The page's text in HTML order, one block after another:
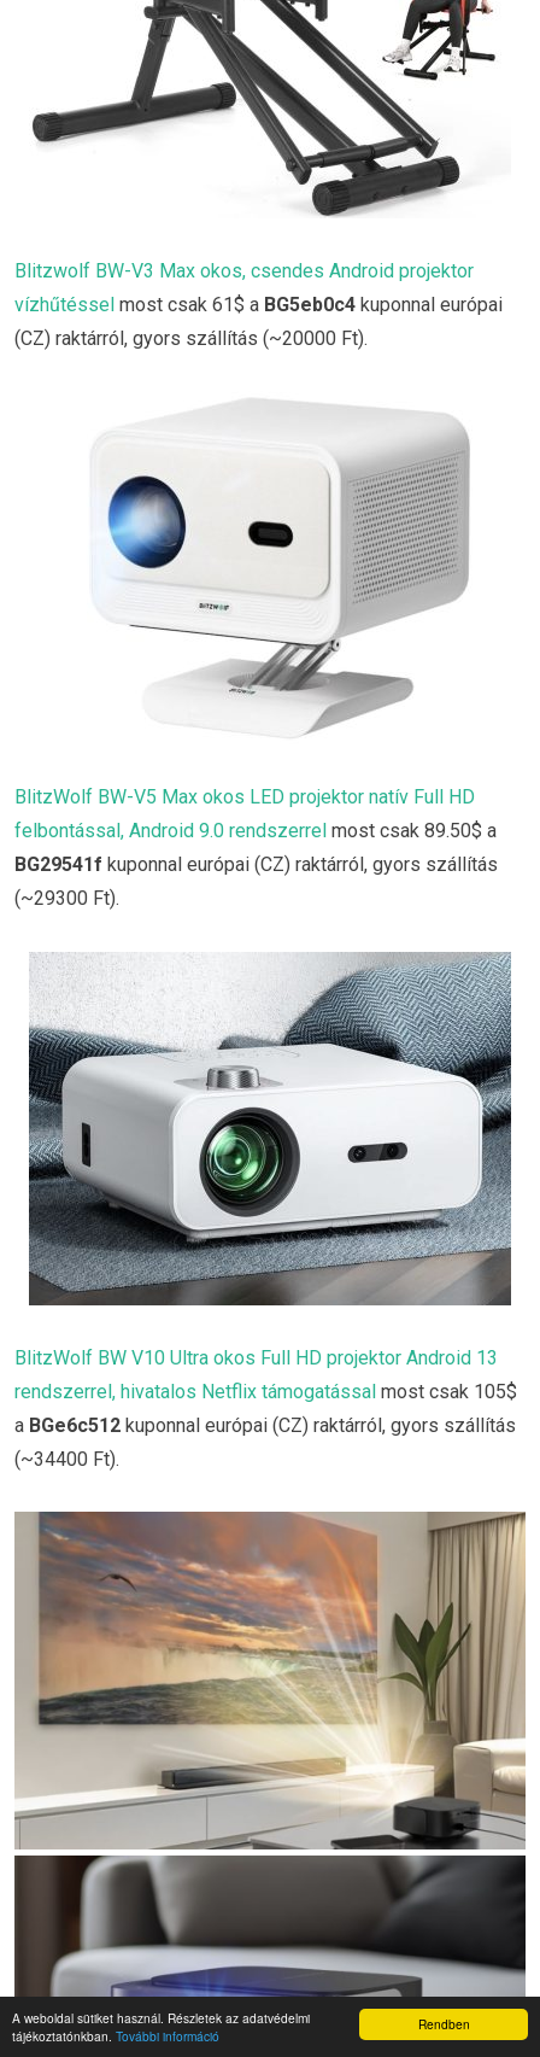
Rendben
A weboldal sütiket használ. Részletek az adatvédelmi
tájékoztatónkban. További információ
Blitzwolf BW-V3 Max okos, csendes Android projektor
vízhűtéssel most csak 61$ a BG5eb0c4 kuponnal európai
(CZ) raktárról, gyors szállítás (~20000 Ft).
BlitzWolf BW-V5 Max okos LED projektor natív Full HD
felbontással, Android 9.0 rendszerrel most csak 89.50$ a
BG29541f kuponnal európai (CZ) raktárról, gyors szállítás
(~29300 Ft).
BlitzWolf BW V10 Ultra okos Full HD projektor Android 13
rendszerrel, hivatalos Netflix támogatással most csak 105$
a BGe6c512 kuponnal európai (CZ) raktárról, gyors szállítás
(~34400 Ft).